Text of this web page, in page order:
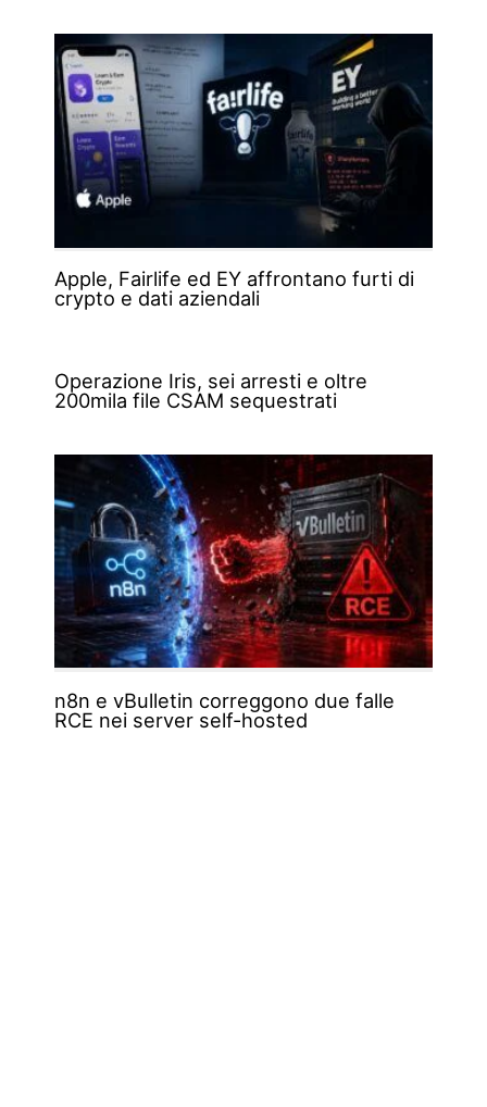
Apple, Fairlife ed EY affrontano furti di
crypto e dati aziendali
Operazione Iris, sei arresti e oltre
200mila file CSAM sequestrati
n8n e vBulletin correggono due falle
RCE nei server self-hosted